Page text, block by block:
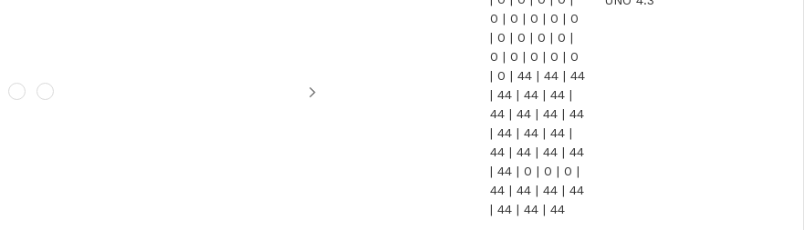
Next
0 | 0 | 0 | 0 | 0
| 0 | 0 | 0 | 0 |
0 | 0 | 0 | 0 | 0
| 0 | 44 | 44 | 44
| 44 | 44 | 44 |
44 | 44 | 44 | 44
| 44 | 44 | 44 |
44 | 44 | 44 | 44
| 44 | 0 | 0 | 0 |
44 | 44 | 44 | 44
| 44 | 44 | 44